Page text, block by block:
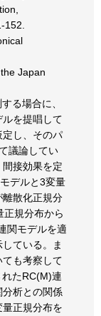
Japan
る場合に、
を提唱して
し、そのパ
議論してい
接効果を定
デルと3変量
散化正規分
正規分布から
関モデルを適
ている。ま
も考察して
たRC(M)連
析との関係
正規分布を